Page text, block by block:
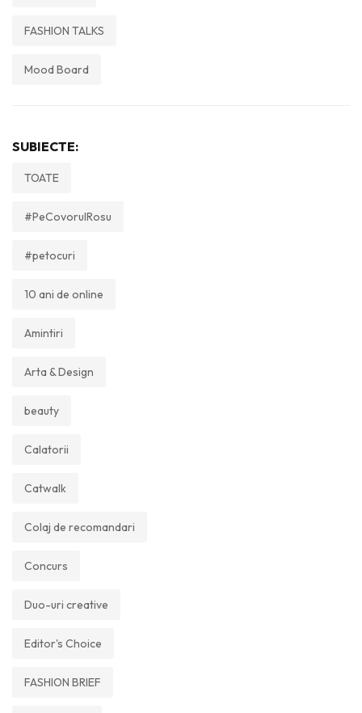
FASHION TALKS
Mood Board
SUBIECTE:
TOATE
#PeCovorulRosu
#petocuri
10 ani de online
Amintiri
Arta & Design
beauty
Calatorii
Catwalk
Colaj de recomandari
Concurs
Duo-uri creative
Editor's Choice
FASHION BRIEF